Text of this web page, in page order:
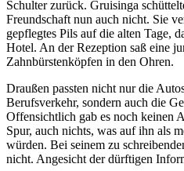
Schulter zurück. Gruisinga
Freundschaft nun auch nicht. Sie
gepflegtes Pils auf die alten Tage,
Hotel. An der Rezeption saß eine
Zahnbürstenköpfen in den Ohren.
Draußen passten nicht nur die
Berufsverkehr, sondern auch die
Offensichtlich gab es noch keinen
Spur, auch nichts, was auf ihn als
würden. Bei seinem zu
nicht. Angesicht der dürftigen